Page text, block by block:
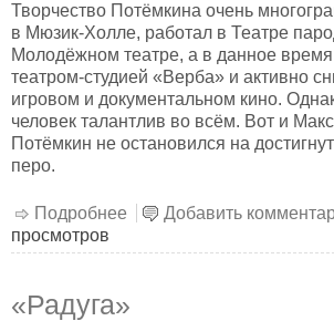
Творчество Потёмкина очень
в Мюзик-Холле, работал в Театре
Молодёжном театре, а в данное время
театром-студией «Верба» и активно
игровом и документальном кино.
человек талантлив во всём. Вот и
Потёмкин не остановился на
перо.
Подробнее о Встреча с артистом
Добавить
просмотров
«Радуга»